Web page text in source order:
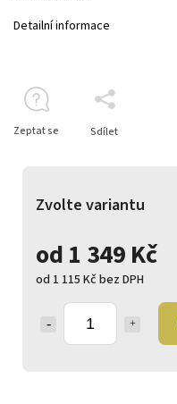
od 1 349 Kč
od 1 115 Kčbez DPH
Zvolte variantu
Detailní informace
Zeptat se Sdílet